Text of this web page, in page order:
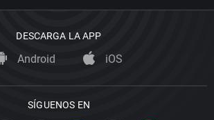
DESCARGA LA APP
Android iOS
SÍGUENOS EN